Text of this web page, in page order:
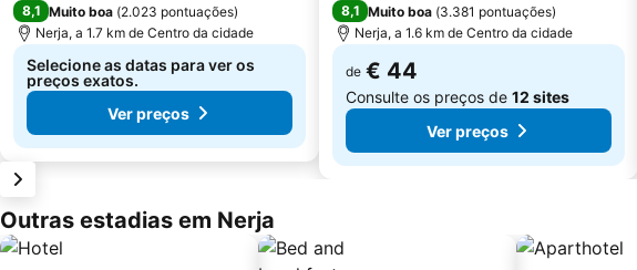
8,1 Muito boa (2.023 pontuações)
Nerja, a 1.7 km de Centro da cidade
Selecione as datas para ver os
preços exatos.
Ver preços
8,1 Muito boa (3.381 pontuações)
Nerja, a 1.6 km de Centro da cidade
de € 44
Consulte os preços de 12 sites
Ver preços
Outras estadias em Nerja